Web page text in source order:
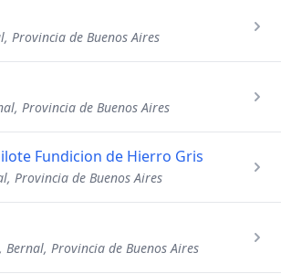
Provincia de Buenos Aires
Provincia de Buenos Aires
Fundicion de Hierro Gris
Provincia de Buenos Aires
Bernal, Provincia de Buenos Aires